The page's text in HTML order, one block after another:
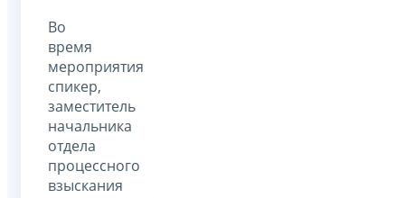
Во
время
мероприятия
спикер,
заместитель
начальника
отдела
процессного
взыскания